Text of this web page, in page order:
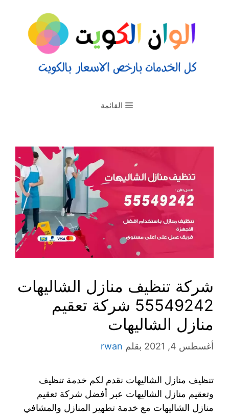
القائمة
شركة تنظيف منازل الشاليهات
55549242 شركة تعقيم
منازل الشاليهات
أغسطس 4, 2021 بقلم rwan
تنظيف منازل الشاليهات نقدم لكم خدمة تنظيف
وتعقيم منازل الشاليهات عبر أفضل شركة تعقيم
منازل الشاليهات مع خدمة تطهير المنازل والمشافي